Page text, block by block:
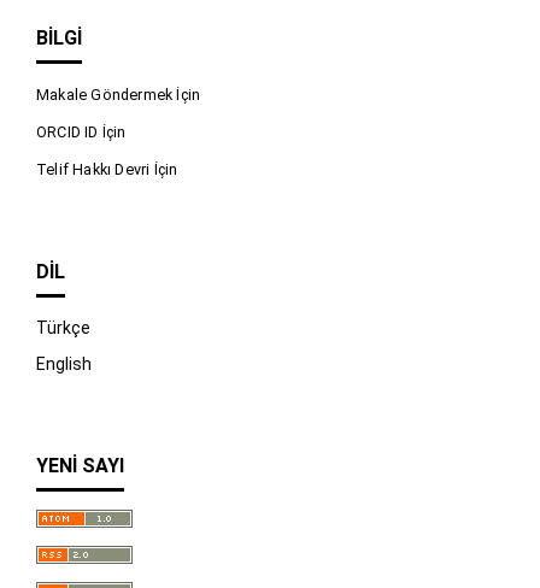
BILGI
Makale Göndermek İçin
ORCID ID İçin
Telif Hakkı Devri İçin
DIL
Türkçe
English
YENI SAYI